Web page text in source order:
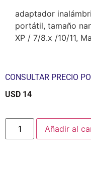
adaptador
portátil, tamaño
XP / 7/8.x /10/11,
CONSULTAR PRECIO
USD 14
Añadir al